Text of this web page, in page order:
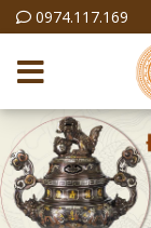
0974.117.169